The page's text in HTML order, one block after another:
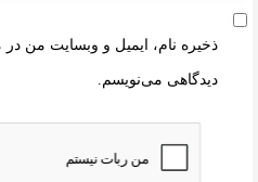
ذخیره نام، ایمیل و وبسایت من در
دیدگاهی می‌نویسم.